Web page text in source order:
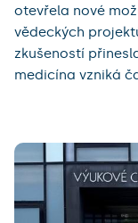
otevřela nové
vědeckých
zkušeností
medicína vzniká